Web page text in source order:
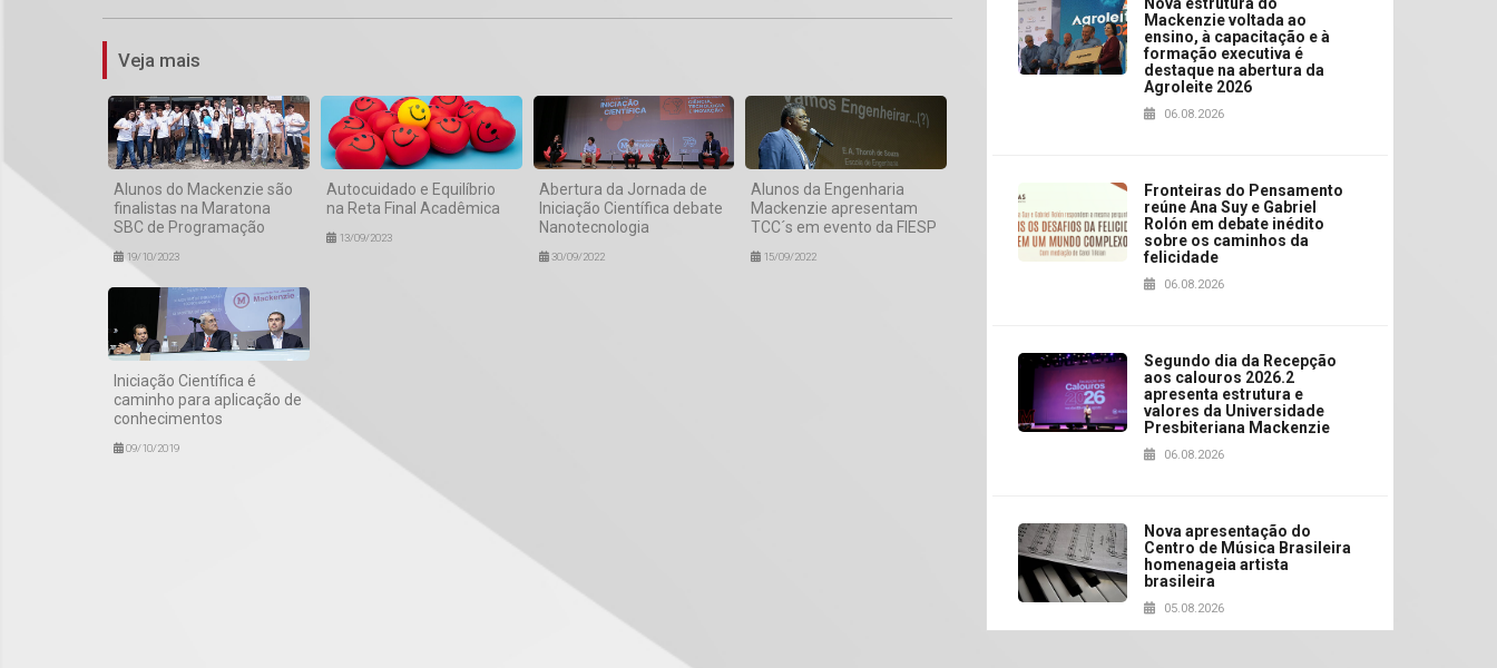
Veja mais
Alunos do Mackenzie são
finalistas na Maratona
SBC de Programação
19/10/2023
Autocuidado e Equilíbrio
na Reta Final Acadêmica
13/09/2023
Abertura da Jornada de
Iniciação Científica debate
Nanotecnologia
30/09/2022
Alunos da Engenharia
Mackenzie apresentam
TCC´s em evento da FIESP
15/09/2022
Iniciação Científica é
caminho para aplicação de
conhecimentos
09/10/2019
Mackenzie voltada ao
ensino, à capacitação e à
formação executiva é
destaque na abertura da
Agroleite 2026
06.08.2026
Fronteiras do Pensamento
reúne Ana Suy e Gabriel
Rolón em debate inédito
sobre os caminhos da
felicidade
06.08.2026
Segundo dia da Recepção
aos calouros 2026.2
apresenta estrutura e
valores da Universidade
Presbiteriana Mackenzie
06.08.2026
Nova apresentação do
Centro de Música Brasileira
homenageia artista
brasileira
05.08.2026